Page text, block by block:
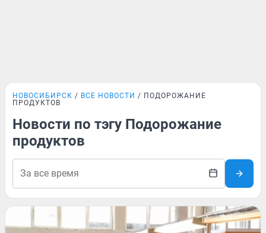
НОВОСИБИРСК ВСЕ НОВОСТИ
ПОДОРОЖАНИЕ
ПРОДУКТОВ
Новости по тэгу Подорожание
продуктов